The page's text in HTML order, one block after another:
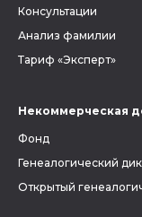
Консультации
Анализ фамилии
Тариф «Эксперт»
Некоммерческая
Фонд
Генеалогический
Открытый